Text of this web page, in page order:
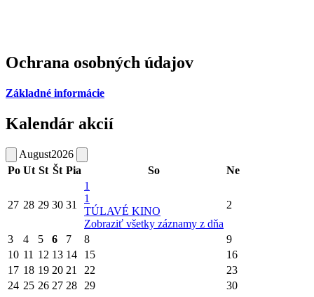
Ochrana osobných údajov
Základné informácie
Kalendár akcií
August2026
Po Ut St Št Pia So Ne
27 28 29 30 31
1
1
TÚLAVÉ KINO
Zobraziť všetky záznamy z dňa
2
3 4 5 6 7 8
9
10 11 12 13 14 15
16
17 18 19 20 21 22
23
24 25 26 27 28 29
30